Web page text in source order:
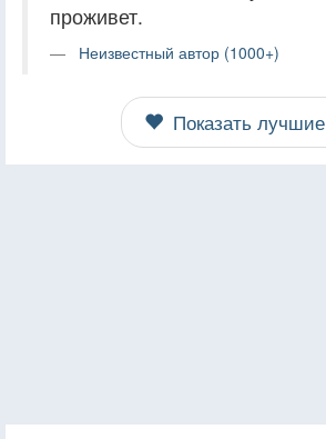
проживет.
Неизвестный автор (1000+)
Показать лучшие